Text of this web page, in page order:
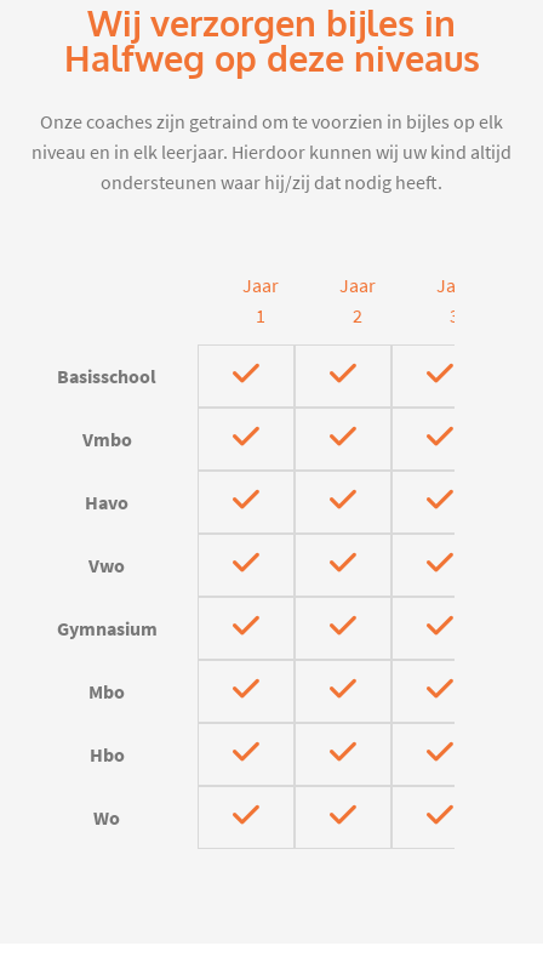
Wij verzorgen bijles in
Halfweg op deze niveaus
Onze coaches zijn getraind om te voorzien in bijles op elk
niveau en in elk leerjaar. Hierdoor kunnen wij uw kind altijd
ondersteunen waar hij/zij dat nodig heeft.
Jaar
1
Jaar
2
Jaar
3
Basisschool
Vmbo
Havo
Vwo
Gymnasium
Mbo
Hbo
Wo